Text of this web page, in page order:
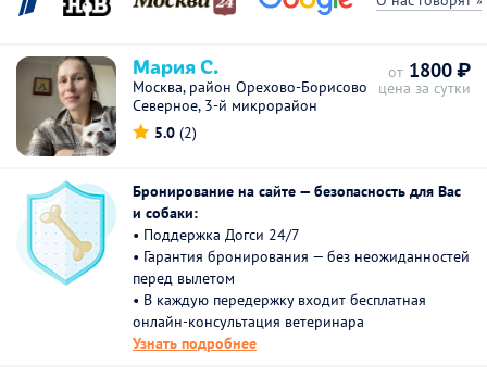
Мария С.
Москва, район Орехово-Борисово
Северное, 3-й микрорайон
5.0 (2)
от 1800 ₽
цена за сутки
Бронирование на сайте — безопасность для Вас
и собаки:
• Поддержка Догси 24/7
• Гарантия бронирования — без неожиданностей
перед вылетом
• В каждую передержку входит бесплатная
онлайн-консультация ветеринара
Узнать подробнее